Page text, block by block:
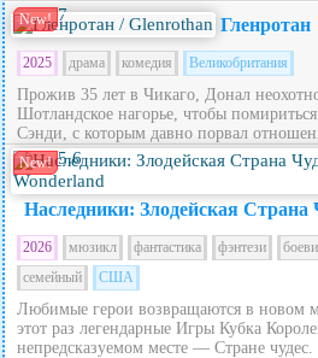
New! 7 Гленротан
2025 драма комедия Великобритания
Прожив 35 лет в Чикаго, Донал
Шотландское нагорье, чтобы
Сэнди, с которым давно порвал
New! 5.6
Наследники: Злодейская Страна
2026 мюзикл фантастика фэнтези
семейный
США
Любимые герои возвращаются в новом
этот раз легендарные Игры Кубка
непредсказуемом месте — Стране